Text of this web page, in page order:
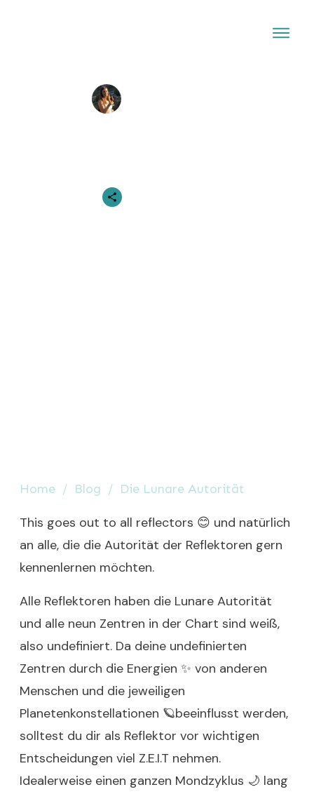
Home / Blog / Die Lunare Autorität
This goes out to all reflectors 😊 und natürlich
an alle, die die Autorität der Reflektoren gern
kennenlernen möchten.
Alle Reflektoren haben die Lunare Autorität
und alle neun Zentren in der Chart sind weiß,
also undefiniert. Da deine undefinierten
Zentren durch die Energien ✨ von anderen
Menschen und die jeweiligen
Planetenkonstellationen 🪐beeinflusst werden,
solltest du dir als Reflektor vor wichtigen
Entscheidungen viel Z.E.I.T nehmen.
Idealerweise einen ganzen Mondzyklus 🌙 lang